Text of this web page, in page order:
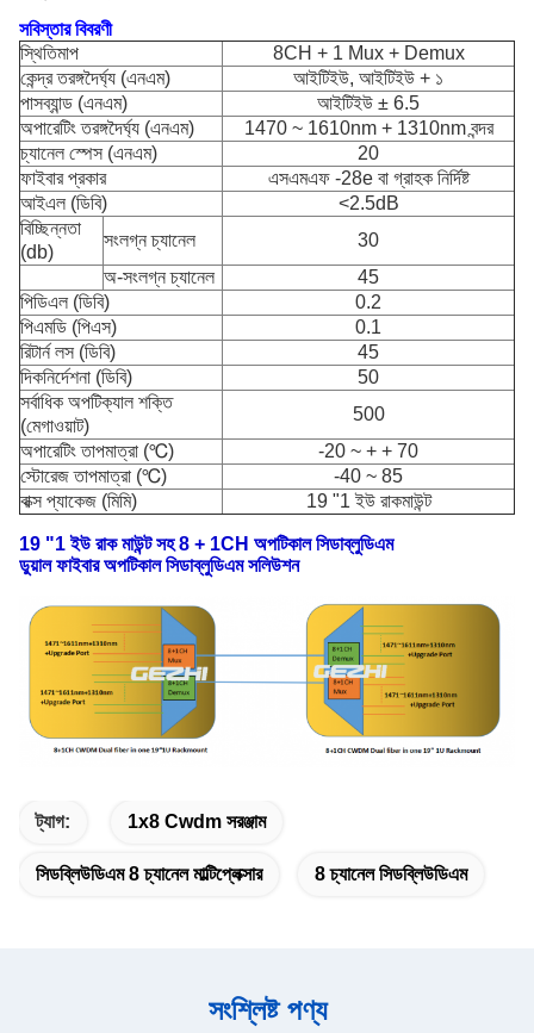
সবিস্তার বিবরণী
স্থিতিমাপ
8CH + 1 Mux + Demux
কেন্দ্র তরঙ্গদৈর্ঘ্য (এনএম)
আইটিইউ, আইটিইউ + ১
পাসব্যান্ড (এনএম)
আইটিইউ ± 6.5
অপারেটিং তরঙ্গদৈর্ঘ্য (এনএম)
1470 ~ 1610nm + 1310nm বন্দর
চ্যানেল স্পেস (এনএম)
20
ফাইবার প্রকার
এসএমএফ -28e বা গ্রাহক নির্দিষ্ট
আইএল (ডিবি)
<2.5dB
বিচ্ছিন্নতা
(db)
সংলগ্ন চ্যানেল
30
অ-সংলগ্ন চ্যানেল
45
পিডিএল (ডিবি)
0.2
পিএমডি (পিএস)
0.1
রিটার্ন লস (ডিবি)
45
দিকনির্দেশনা (ডিবি)
50
সর্বাধিক অপটিক্যাল শক্তি
(মেগাওয়াট)
500
অপারেটিং তাপমাত্রা (℃)
-20 ~ + + 70
স্টোরেজ তাপমাত্রা (℃)
-40 ~ 85
বাক্স প্যাকেজ (মিমি)
19 "1 ইউ রাকমাউন্ট
19 "1 ইউ রাক মাউন্ট সহ 8 + 1CH অপটিকাল সিডাব্লুডিএম
ডুয়াল ফাইবার অপটিকাল সিডাব্লুডিএম সলিউশন
ট্যাগ: 1x8 Cwdm সরঞ্জাম
সিডব্লিউডিএম 8 চ্যানেল মাল্টিপ্লেক্সার 8 চ্যানেল সিডব্লিউডিএম
সংশ্লিষ্ট পণ্য